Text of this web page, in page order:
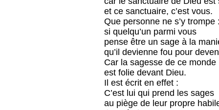
et ce sanctuaire, c’est vous.
Que personne ne s’y trompe
si quelqu’un parmi vous
pense être un sage à la
qu’il devienne fou pour
Car la sagesse de ce monde
est folie devant Dieu.
Il est écrit en effet :
C’est lui qui prend les sages
au piège de leur propre